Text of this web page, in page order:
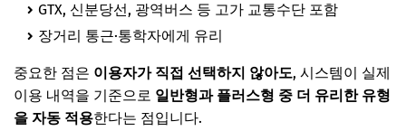
GTX, 신분당선, 광역버스 등 고가 교통수단 포함
장거리 통근·통학자에게 유리
중요한 점은 이용자가 직접 선택하지 않아도, 시스템이 실제
이용 내역을 기준으로 일반형과 플러스형 중 더 유리한 유형
을 자동 적용한다는 점입니다.